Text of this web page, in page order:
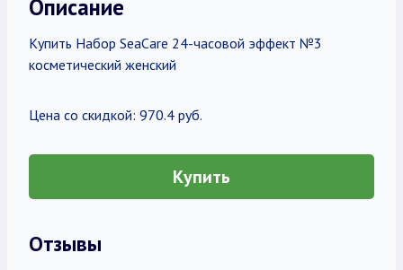
Описание
Купить Набор SeaCare 24-часовой эффект №3
косметический женский
Цена со скидкой: 970.4 руб.
Купить
Отзывы